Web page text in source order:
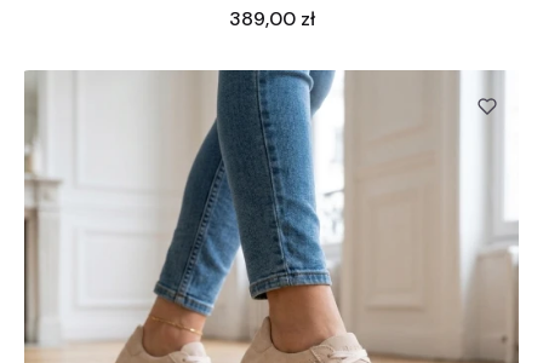
Cena
389,00 zł